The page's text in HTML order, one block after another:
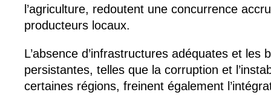
l’agriculture, redoutent une concurrence
producteurs locaux.
L’absence d’infrastructures adéquates et les
persistantes, telles que la corruption et
certaines régions, freinent également